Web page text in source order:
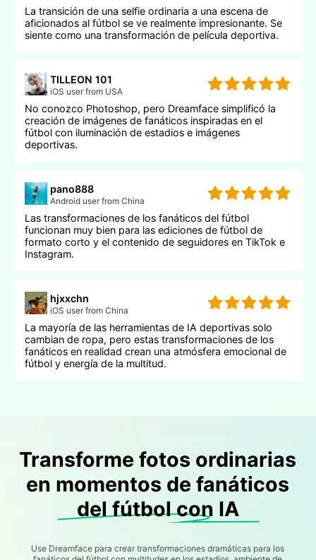
La transición de una selfie ordinaria a una escena de
aficionados al fútbol se ve realmente impresionante. Se
siente como una transformación de película deportiva.
TILLEON 101
iOS user from USA
No conozco Photoshop, pero Dreamface simplificó la
creación de imágenes de fanáticos inspiradas en el
fútbol con iluminación de estadios e imágenes
deportivas.
pano888
Android user from China
Las transformaciones de los fanáticos del fútbol
funcionan muy bien para las ediciones de fútbol de
formato corto y el contenido de seguidores en TikTok e
Instagram.
hjxxchn
iOS user from China
La mayoría de las herramientas de IA deportivas solo
cambian de ropa, pero estas transformaciones de los
fanáticos en realidad crean una atmósfera emocional de
fútbol y energía de la multitud.
Transforme fotos ordinarias
en momentos de fanáticos
del fútbol con IA
Use Dreamface para crear transformaciones dramáticas para los